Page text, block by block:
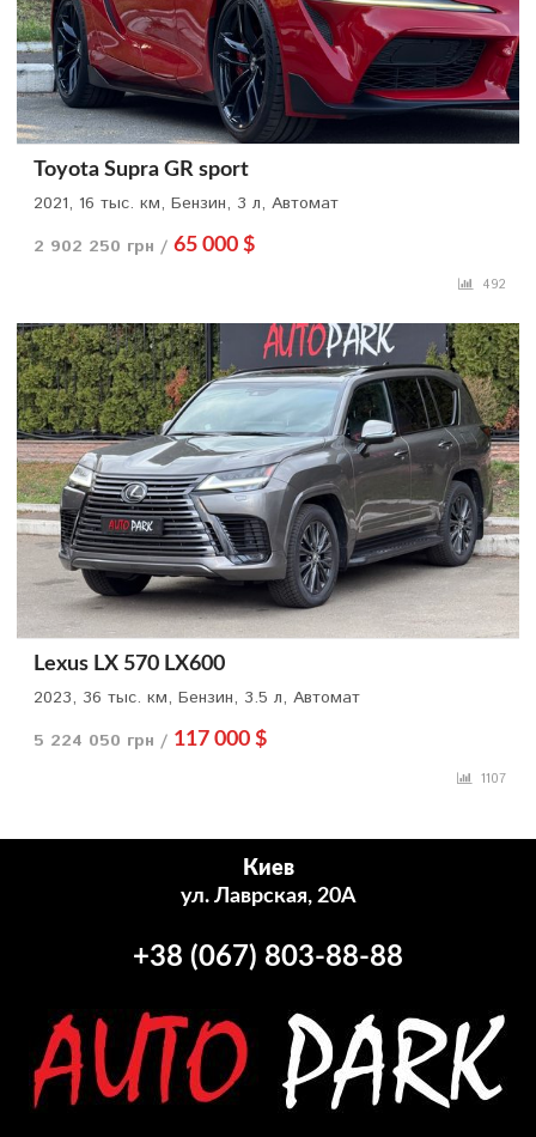
Toyota Supra GR sport
2021, 16 тыс. км, Бензин, 3 л, Автомат
2 902 250 грн / 65 000 $
492
Lexus LX 570 LX600
2023, 36 тыс. км, Бензин, 3.5 л, Автомат
5 224 050 грн / 117 000 $
1107
Киев
ул. Лаврская, 20А
+38 (067) 803-88-88